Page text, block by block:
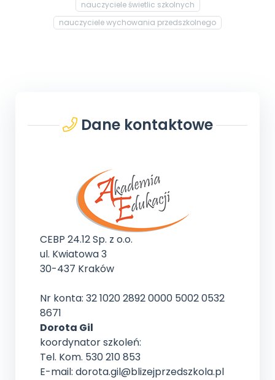
nauczyciele świetlic szkolnych
nauczyciele wychowania przedszkolnego
Dane kontaktowe
CEBP 24.12 Sp. z o.o.
ul. Kwiatowa 3
30-437 Kraków
Nr konta: 32 1020 2892 0000 5002 0532
8671
Dorota Gil
koordynator szkoleń:
Tel. Kom. 530 210 853
E-mail: dorota.gil@blizejprzedszkola.pl